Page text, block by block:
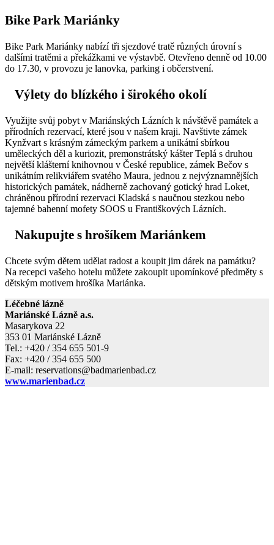
Bike Park Mariánky
Bike Park Mariánky nabízí tři sjezdové tratě různých úrovní s
dalšími tratěmi a překážkami ve výstavbě. Otevřeno denně od 10.00
do 17.30, v provozu je lanovka, parking i občerstvení.
Výlety do blízkého i širokého okolí
Využijte svůj pobyt v Mariánských Lázních k návštěvě památek a
přírodních rezervací, které jsou v našem kraji. Navštivte zámek
Kynžvart s krásným zámeckým parkem a unikátní sbírkou
uměleckých děl a kuriozit, premonstrátský kášter Teplá s druhou
největší klášterní knihovnou v České republice, zámek Bečov s
unikátním relikviářem svatého Maura, jednou z nejvýznamnějších
historických památek, nádherně zachovaný gotický hrad Loket,
chráněnou přírodní rezervaci Kladská s naučnou stezkou nebo
tajemné bahenní mofety SOOS u Františkových Lázních.
Nakupujte s hrošíkem Mariánkem
Chcete svým dětem udělat radost a koupit jim dárek na památku?
Na recepci vašeho hotelu můžete zakoupit upomínkové předměty s
dětským motivem hrošíka Mariánka.
Léčebné lázně
Mariánské Lázně a.s.
Masarykova 22
353 01 Mariánské Lázně
Tel.: +420 / 354 655 501-9
Fax: +420 / 354 655 500
E-mail: reservations@badmarienbad.cz
www.marienbad.cz